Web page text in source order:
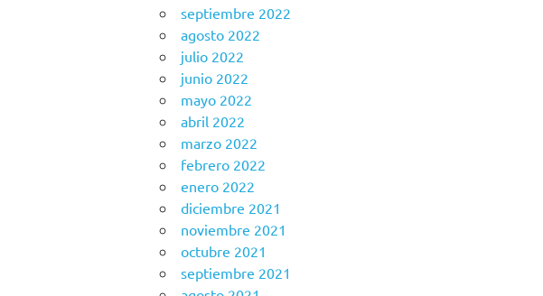
septiembre 2022
agosto 2022
julio 2022
junio 2022
mayo 2022
abril 2022
marzo 2022
febrero 2022
enero 2022
diciembre 2021
noviembre 2021
octubre 2021
septiembre 2021